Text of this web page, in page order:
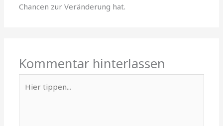
Chancen zur Veränderung hat.
Kommentar hinterlassen
tippen...